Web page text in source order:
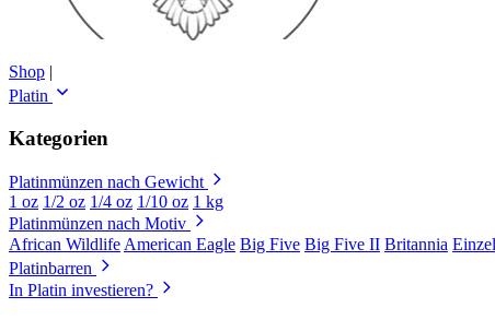
Shop |
Platin
Kategorien
Platinmünzen nach Gewicht
1 oz 1/2 oz 1/4 oz 1/10 oz 1 kg
Platinmünzen nach Motiv
African WildlifeAmerican Eagle Big Five Big Five II Britannia
Platinbarren
In Platin investieren?